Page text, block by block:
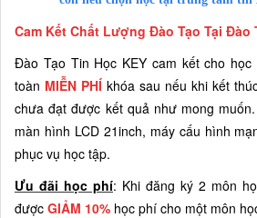
Cam Kết Chất Lượng Đào Tạo Tại Đào
Đào Tạo Tin Học KEY cam kết cho
toàn MIỄN PHÍ khóa sau nếu khi kết
chưa đạt được kết quả như mong muốn.
màn hình LCD 21inch, máy cấu hình
phục vụ học tập.
Ưu đãi học phí: Khi đăng ký 2 môn
được GIẢM 10% học phí cho một môn